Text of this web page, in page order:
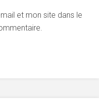
et mon site dans le